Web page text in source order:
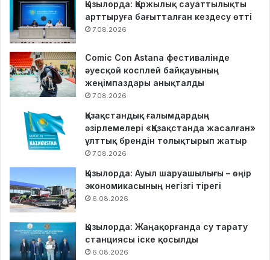
Қызылорда: Қаржылық сауаттылықты
арттыруға бағытталған кездесу өтті
7.08.2026
Comic Con Astana фестивалінде
әуесқой косплей байқауының
жеңімпаздары анықталды
7.08.2026
Қазақстандық ғалымдардың
әзірлемелері «Қазақстанда жасалған»
ұлттық брендін толықтырып жатыр
7.08.2026
Қызылорда: Ауыл шаруашылығы – өңір
экономикасының негізгі тірегі
6.08.2026
Қызылорда: Жаңақорғанда су тарату
станциясы іске қосылды
6.08.2026